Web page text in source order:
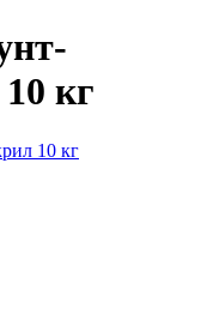
кг